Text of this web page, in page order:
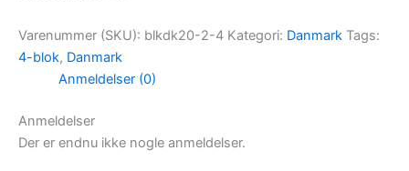
Varenummer (SKU): blkdk20-2-4 Kategori: Danmark Tags:
4-blok, Danmark
Anmeldelser (0)
Anmeldelser
Der er endnu ikke nogle anmeldelser.